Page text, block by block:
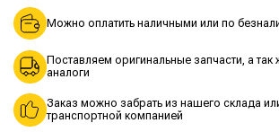
Можно оплатить наличными или по
Поставляем оригинальные запчасти, а так
аналоги
Заказ можно забрать из нашего склада
транспортной компанией